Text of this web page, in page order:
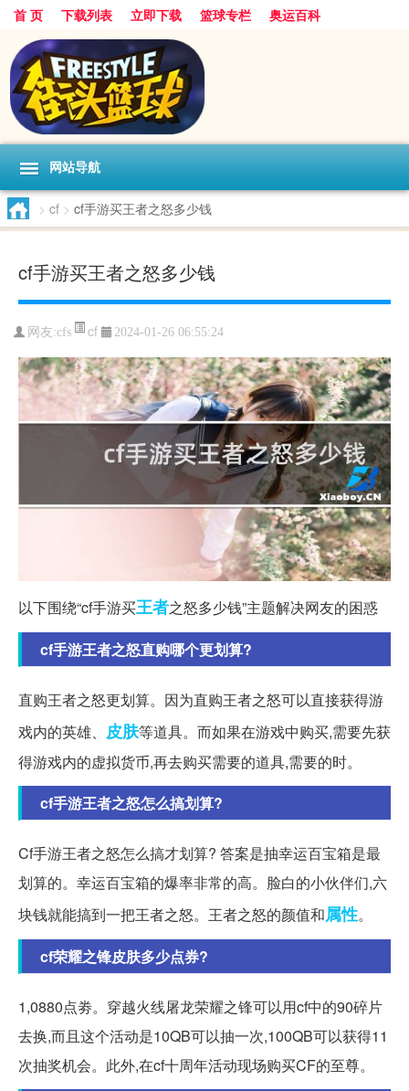
首 页 下载列表 立即下载 篮球专栏 奥运百科
网站导航
> cf > cf手游买王者之怒多少钱
cf手游买王者之怒多少钱
网友:cfs cf 2024-01-26 06:55:24
以下围绕“cf手游买王者之怒多少钱”主题解决网友的困惑
cf手游王者之怒直购哪个更划算?
直购王者之怒更划算。因为直购王者之怒可以直接获得游
戏内的英雄、 皮肤等道具。而如果在游戏中购买,需要先获
得游戏内的虚拟货币,再去购买需要的道具,需要的时。
cf手游王者之怒怎么搞划算?
Cf手游王者之怒怎么搞才划算? 答案是抽幸运百宝箱是最
划算的。幸运百宝箱的爆率非常的高。脸白的小伙伴们,六
块钱就能搞到一把王者之怒。王者之怒的颜值和属性。
cf荣耀之锋皮肤多少点券?
1,0880点劵。穿越火线屠龙荣耀之锋可以用cf中的90碎片
去换,而且这个活动是10QB可以抽一次,100QB可以获得11
次抽奖机会。此外,在cf十周年活动现场购买CF的至尊。